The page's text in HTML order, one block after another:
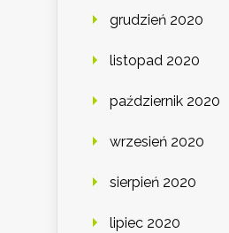
grudzień 2020
listopad 2020
październik 2020
wrzesień 2020
sierpień 2020
lipiec 2020